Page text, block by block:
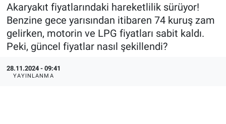
Akaryakıt fiyatlarındaki hareketlilik sürüyor!
Benzine gece yarısından itibaren 74 kuruş zam
gelirken, motorin ve LPG fiyatları sabit kaldı.
Peki, güncel fiyatlar nasıl şekillendi?
28.11.2024 - 09:41
YAYINLANMA
Haber Arşivi